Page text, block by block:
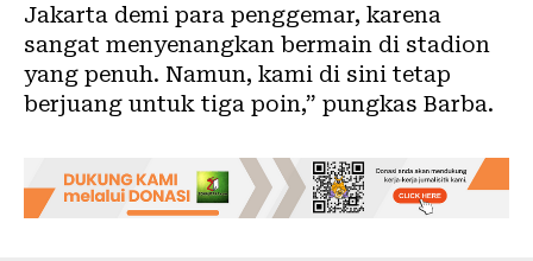
Jakarta demi para penggemar, karena
sangat menyenangkan bermain di stadion
yang penuh. Namun, kami di sini tetap
berjuang untuk tiga poin,” pungkas Barba.